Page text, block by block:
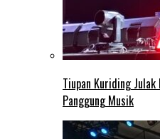
Tiupan Kuriding
Panggung Musik